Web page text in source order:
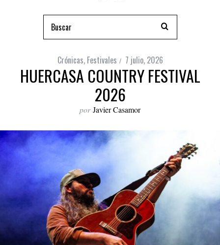
Crónicas, Festivales 7 julio, 2026
HUERCASA COUNTRY FESTIVAL
2026
por Javier Casamor